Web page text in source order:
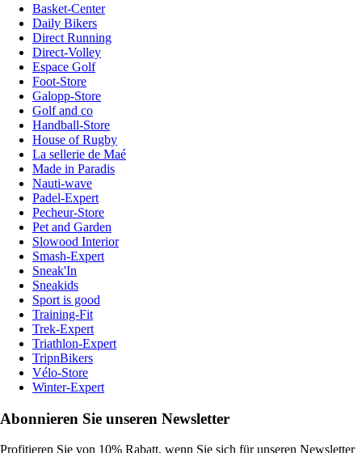
Basket-Center
Daily Bikers
Direct Running
Direct-Volley
Espace Golf
Foot-Store
Galopp-Store
Golf and co
Handball-Store
House of Rugby
La sellerie de Maé
Made in Paradis
Nauti-wave
Padel-Expert
Pecheur-Store
Pet and Garden
Slowood Interior
Smash-Expert
Sneak'In
Sneakids
Sport is good
Training-Fit
Trek-Expert
Triathlon-Expert
TripnBikers
Vélo-Store
Winter-Expert
Abonnieren Sie unseren Newsletter
Profitieren Sie von 10% Rabatt, wenn Sie sich für unseren Newsletter